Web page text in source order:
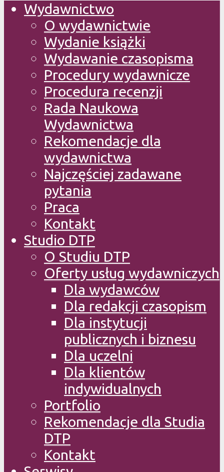
Wydawnictwo
O wydawnictwie
Wydanie książki
Wydawanie czasopisma
Procedury wydawnicze
Procedura recenzji
Rada Naukowa
Wydawnictwa
Rekomendacje dla
wydawnictwa
Najczęściej zadawane
pytania
Praca
Kontakt
Studio DTP
O Studiu DTP
Oferty usług wydawniczych
Dla wydawców
Dla redakcji czasopism
Dla instytucji
publicznych i biznesu
Dla uczelni
Dla klientów
indywidualnych
Portfolio
Rekomendacje dla Studia
DTP
Kontakt